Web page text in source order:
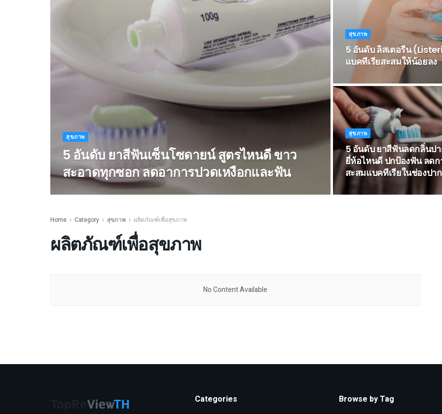
สุขภาพ
5 อันดับ ยาสีฟันเซ็นโซดายน์ สูตรไหนดี ขาว
สะอาดทุกซอก ลดอาการปวดเหงือกและฟัน
สุขภาพ
5 อันดับ ลิสเตอรีน
แบคทีเรียสะสมให้น้อยลง
สุขภาพ
5 อันดับ ยาสีฟันลดกลิ่นป
ยี่ห้อไหนดี ปกป้องฟัน ลดก
สะสมแบคทีเรียในช่องปาก
Home Category สุขภาพ ผลิตภัณฑ์เพื่อสุขภาพ
ผลิตภัณฑ์เพื่อสุขภาพ
No Content Available
Categories Browse by Tag